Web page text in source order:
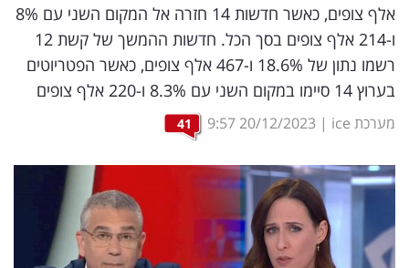
שיווק
ופרסום
משפט
ומחקרים
דעות
רכילות
אלף צופים, כאשר חדשות 14 חזרה אל המקום השני עם 8%
ו-214 אלף צופים בסך הכל. חדשות ההמשך של קשת 12
רשמו נתון של 18.6% ו-467 אלף צופים, כאשר הפטריוטים
בערוץ 14 סיימו במקום השני עם 8.3% ו-220 אלף צופים
מערכת ice |
20/12/2023
9:57
41